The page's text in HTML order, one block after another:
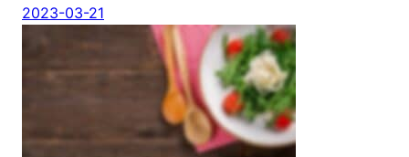
2023-03-21